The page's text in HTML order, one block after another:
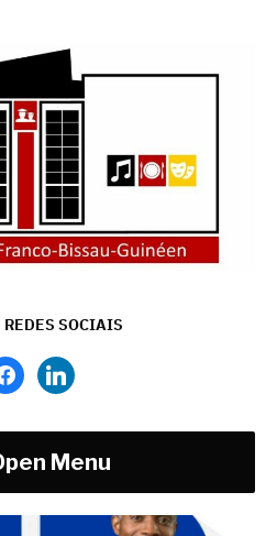
REDES SOCIAIS
linkedin
Menu